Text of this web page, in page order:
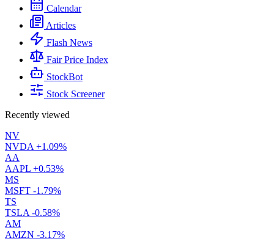
Calendar
Articles
Flash News
Fair Price Index
StockBot
Stock Screener
Recently viewed
NV
NVDA +1.09%
AA
AAPL +0.53%
MS
MSFT -1.79%
TS
TSLA -0.58%
AM
AMZN -3.17%